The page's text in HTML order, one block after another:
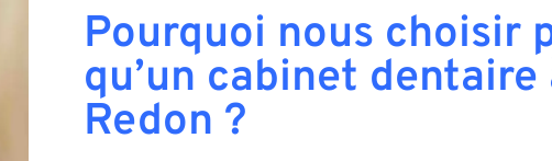
Pourquoi nous choisir
qu’un cabinet dentaire
Redon ?